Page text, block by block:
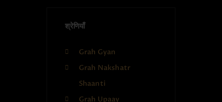
श्रेणियाँ
Grah Gyan
Grah Nakshatr
Shaanti
Grah Upaay